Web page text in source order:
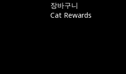
장바구니
Cat Rewards